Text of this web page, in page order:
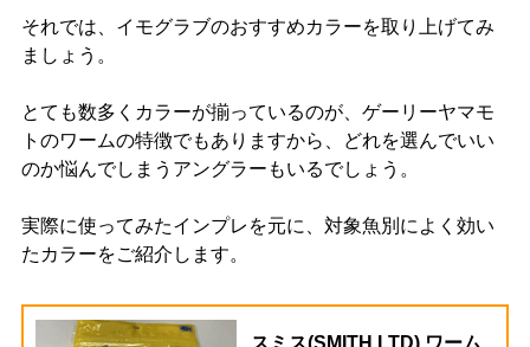
それでは、イモグラブのおすすめカラーを取り上げてみ
ましょう。
とても数多くカラーが揃っているのが、ゲーリーヤマモ
トのワームの特徴でもありますから、どれを選んでいい
のか悩んでしまうアングラーもいるでしょう。
実際に使ってみたインプレを元に、対象魚別によく効い
たカラーをご紹介します。
スミス(SMITH LTD) ワーム